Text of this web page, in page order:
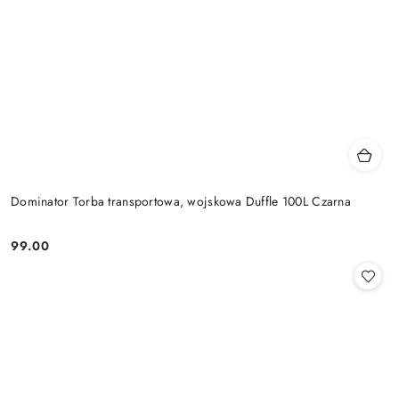
Dominator Torba transportowa, wojskowa Duffle 100L Czarna
Cena:
99.00